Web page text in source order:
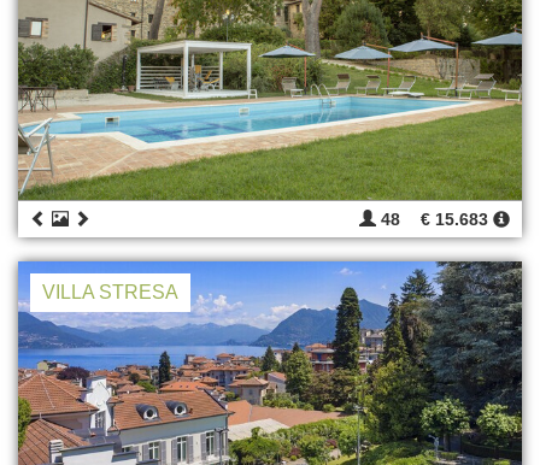
48 € 15.683
VILLA STRESA